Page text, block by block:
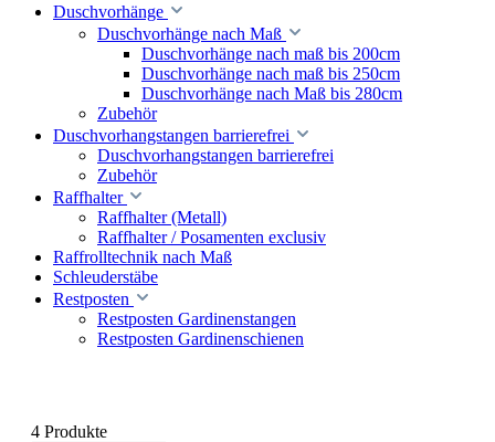
Duschvorhänge
Duschvorhänge nach Maß
Duschvorhänge nach maß bis 200cm
Duschvorhänge nach maß bis 250cm
Duschvorhänge nach Maß bis 280cm
Zubehör
Duschvorhangstangen barrierefrei
Duschvorhangstangen barrierefrei
Zubehör
Raffhalter
Raffhalter (Metall)
Raffhalter / Posamenten exclusiv
Raffrolltechnik nach Maß
Schleuderstäbe
Restposten
Restposten Gardinenstangen
Restposten Gardinenschienen
4 Produkte